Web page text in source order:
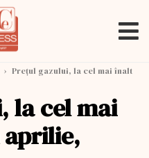
› Prețul gazului, la cel mai înalt
la cel mai